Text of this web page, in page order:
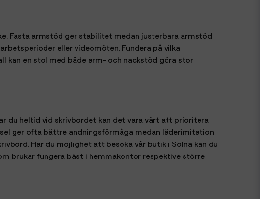
Fasta armstöd ger stabilitet medan justerbara armstöd
eller videomöten. Fundera på vilka
kan en stol med både arm- och nackstöd göra stor
du heltid vid skrivbordet kan det vara värt att prioritera
ger ofta bättre andningsförmåga medan läderimitation
Har du möjlighet att besöka vår butik i Solna kan du
brukar fungera bäst i hemmakontor respektive större